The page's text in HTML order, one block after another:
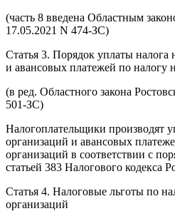
(часть 8 введена Областным
17.05.2021 N 474-ЗС)
Статья 3. Порядок уплаты налога
и авансовых платежей по налогу
(в ред. Областного закона
501-ЗС)
Налогоплательщики производят
организаций и авансовых
организаций в соответствии с
статьей 383 Налогового кодекса
Статья 4. Налоговые льготы по
организаций